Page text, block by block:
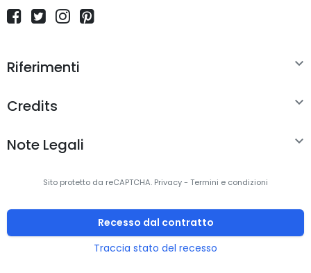
Riferimenti 
Credits 
Note Legali 
Sito protetto da reCAPTCHA. Privacy- Termini e condizioni
Recesso dal contratto
Traccia stato del recesso